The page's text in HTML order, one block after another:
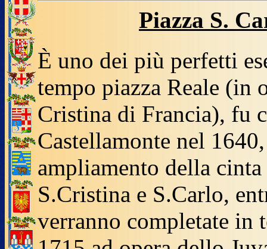
Piazza S.
È uno dei più perfetti
tempo piazza Reale (in
Cristina di Francia), fu
Castellamonte nel
ampliamento della
S.Cristina e S.Carlo,
verranno completate in